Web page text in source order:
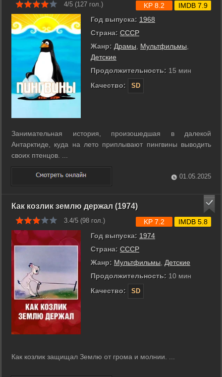
4/5 (127 гол.)
Год выпуска: 1968
Страна: СССР
Жанр: Драмы Мультфильмы
Детские
Продолжительность: 15 мин
Качество:
SD
KP 8.2 IMDB 7.9
Занимательная история, произошедшая в далекой
Антарктиде, куда на лето приплывают пингвины выводить
своих птенцов. ...
01.05.2025
Как козлик землю держал (1974)
3.4/5 (98 гол.)
Год выпуска: 1974
Страна: СССР
Жанр: Мультфильмы
Детские
Продолжительность: 10 мин
Качество:
SD
KP 7.2 IMDB 5.8
Как козлик защищал Землю от грома и молнии. ...